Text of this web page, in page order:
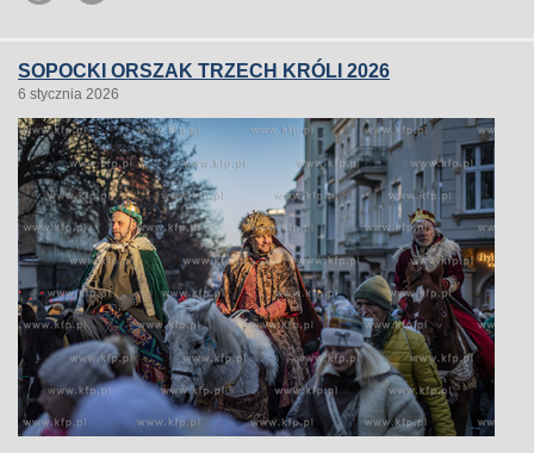
SOPOCKI ORSZAK TRZECH KRÓLI 2026
6 stycznia 2026